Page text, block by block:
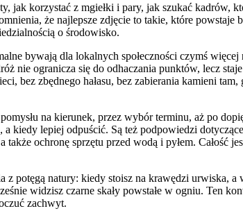
jak korzystać z mgiełki i pary, jak szukać kadrów,
że najlepsze zdjęcie to takie, które powstaje
o środowisko.
bywają dla lokalnych społeczności czymś
nie ogranicza się do odhaczania punktów, lecz
bez zbędnego hałasu, bez zabierania kamieni tam,
na kierunek, przez wybór terminu, aż po
kiedy lepiej odpuścić. Są też podpowiedzi
ochronę sprzętu przed wodą i pyłem. Całość
potęgą natury: kiedy stoisz na krawędzi urwiska, a
widzisz czarne skały powstałe w ogniu. Ten
zachwyt.